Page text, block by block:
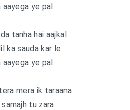
aayega ye pal
tanha hai aajkal
ka sauda kar le
aayega ye pal
mera ik taraana
tu zara